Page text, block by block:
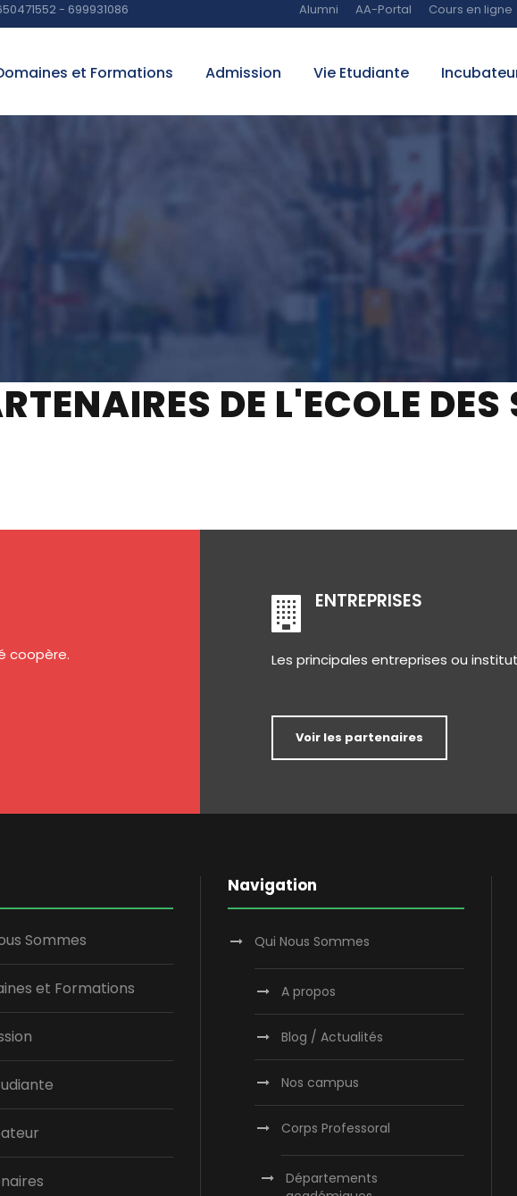
- 699931086 Alumni AA-Portal Cours en ligne
et Formations Admission Vie Etudiante
DE L'ECOLE DES
coopère.
ENTREPRISES
Les principales entreprises ou
Voir les partenaires
Sommes
et Formations
Navigation
Qui Nous Sommes
A propos
Blog / Actualités
Nos campus
Corps Professoral
Départements